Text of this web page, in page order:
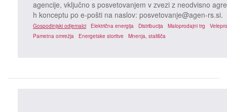
agencije, vključno s posvetovanjem v zvezi z neodvisno
h konceptu po e-pošti na naslov: posvetovanje@agen-rs.si.
Gospodinjski odjemalci Električna energija Distribucija Maloprodajni trg
Pametna omrežja
Energetske storitve Mnenja, stališča